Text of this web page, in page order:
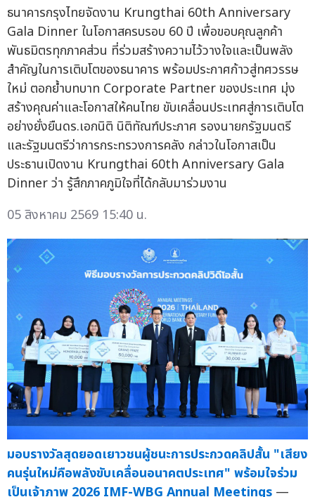
ธนาคารกรุงไทยจัดงาน Krungthai 60th Anniversary
Gala Dinner ในโอกาสครบรอบ 60 ปี เพื่อขอบคุณลูกค้า
พันธมิตรทุกภาคส่วน ที่ร่วมสร้างความไว้วางใจและเป็นพลัง
สำคัญในการเติบโตของธนาคาร พร้อมประกาศก้าวสู่ทศวรรษ
ใหม่ ตอกย้ำบทบาท Corporate Partner ของประเทศ มุ่ง
สร้างคุณค่าและโอกาสให้คนไทย ขับเคลื่อนประเทศสู่การเติบโต
อย่างยั่งยืนดร.เอกนิติ นิติทัณฑ์ประภาศ รองนายกรัฐมนตรี
และรัฐมนตรีว่าการกระทรวงการคลัง กล่าวในโอกาสเป็น
ประธานเปิดงาน Krungthai 60th Anniversary Gala
Dinner ว่า รู้สึกภาคภูมิใจที่ได้กลับมาร่วมงาน
05 สิงหาคม 2569 15:40 น.
มอบรางวัลสุดยอดเยาวชนผู้ชนะการประกวดคลิปสั้น "เสียง
คนรุ่นใหม่คือพลังขับเคลื่อนอนาคตประเทศ" พร้อมใจร่วม
เป็นเจ้าภาพ 2026 IMF-WBG Annual Meetings —